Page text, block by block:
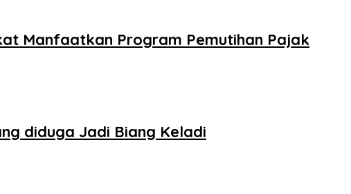
Manfaatkan Program Pemutihan Pajak
diduga Jadi Biang Keladi